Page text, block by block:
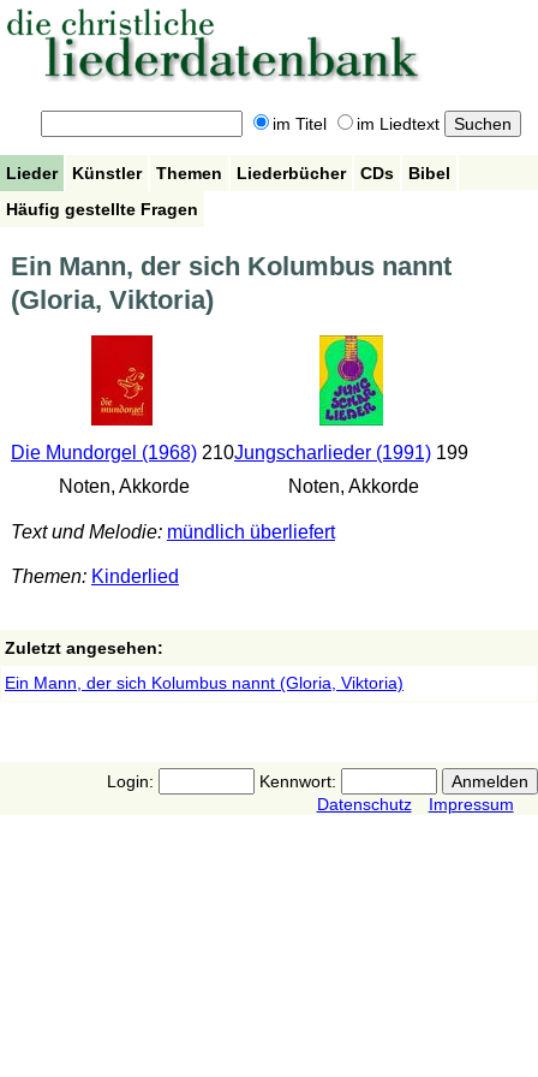
im Titel im Liedtext
Lieder Künstler Themen Liederbücher CDs
Bibel
Häufig gestellte Fragen
Ein Mann, der sich Kolumbus nannt
(Gloria, Viktoria)
Die Mundorgel (1968)210
Noten, Akkorde
Jungscharlieder (1991)199
Noten, Akkorde
Text und Melodie: mündlich überliefert
Themen: Kinderlied
Zuletzt angesehen:
Ein Mann, der sich Kolumbus nannt (Gloria, Viktoria)
Login:
Kennwort:
Datenschutz
Impressum